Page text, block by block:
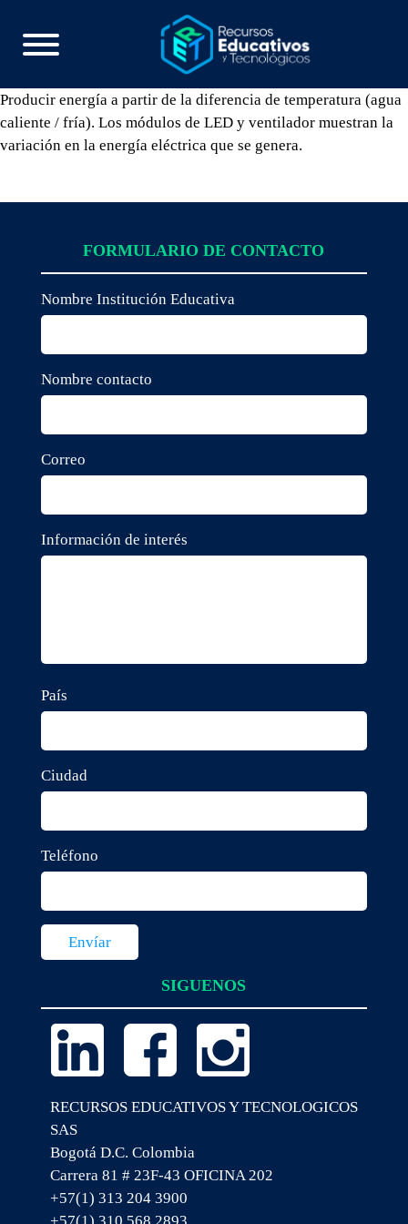
Producir energía a partir de la diferencia de temperatura (agua
caliente / fría). Los módulos de LED y ventilador muestran la
variación en la energía eléctrica que se genera.
FORMULARIO DE CONTACTO
Nombre Institución Educativa
Nombre contacto
Correo
Información de interés
País
Ciudad
Teléfono
SIGUENOS
RECURSOS EDUCATIVOS Y TECNOLOGICOS
SAS
Bogotá D.C. Colombia
Carrera 81 # 23F-43 OFICINA 202
+57(1) 313 204 3900